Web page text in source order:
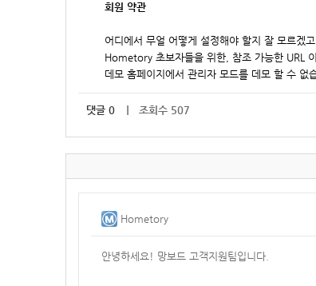
회원 약관
어디에서 무얼 어떻게 설정해야 할지 잘 모르겠
Hometory 초보자들을 위한, 참조 가능한 URL
데모 홈페이지에서 관리자 모드를 데모 할 수 없
댓글 0 ｜ 조회수 507
Hometory
안녕하세요! 망보드 고객지원팀입니다.